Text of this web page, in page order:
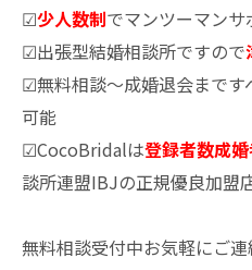
☑少人数制でマンツーマンサ
☑出張型結婚相談所ですので
☑無料相談～成婚退会まです
可能
☑CocoBridalは登録者数成
談所連盟IBJの正規優良加盟
無料相談受付中お気軽にご